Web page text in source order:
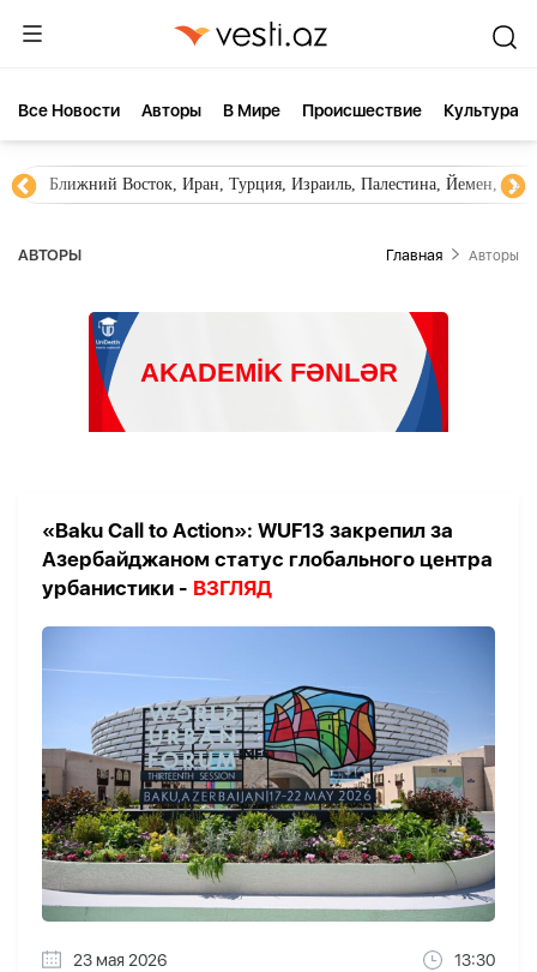
Все Новости Aвторы В Мире Происшествие Культура
Ближний Восток, Иран, Турция, Израиль, Палестина, Йемен,
AВТОРЫ Главная Aвторы
«Baku Call to Action»: WUF13 закрепил за
Азербайджаном статус глобального центра
урбанистики - ВЗГЛЯД
23 мая 2026 13:30